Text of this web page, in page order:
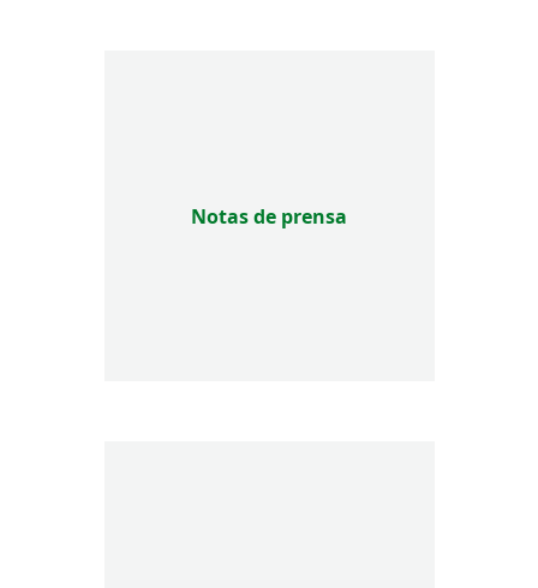
Notas de prensa